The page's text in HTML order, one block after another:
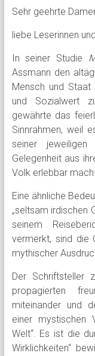
Sehr geehrte
liebe Leserinnen
In seiner Studie
Assmann den
Mensch und Staat
und Sozialwert
gewährte das
Sinnrahmen, weil
seiner
Gelegenheit aus
Volk erlebbar
Eine ähnliche
„seltsam irdischen
seinem
vermerkt, sind die
mythischer
Der Schriftsteller
propagierten
miteinander und
einer mystischen
Welt“. Es ist die
Wirklichkeiten“